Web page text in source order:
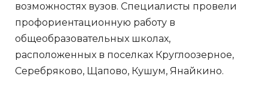
возможностях вузов. Специалисты провели
профориентационную работу в
общеобразовательных школах,
расположенных в поселках Круглоозерное,
Серебряково, Щапово, Кушум, Янайкино.